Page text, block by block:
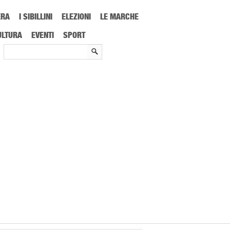
I SIBILLINI ELEZIONI
LE MARCHE
EVENTI SPORT